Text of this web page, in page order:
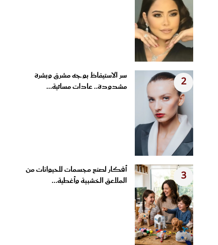
2
سر الاستيقاظ بوجه مشرق وبشرة
مشدودة.. عادات مسائية...
3
أفكار لصنع مجسمات للحيوانات من
الملاعق الخشبية وأغطية...